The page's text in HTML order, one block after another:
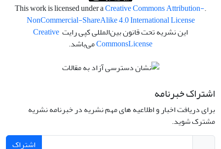
.This work is licensed under a
Creative Commons Attribution-
NonCommercial-ShareAlike 4.0 International License
این نشریه تحت قانون بین‌المللی کپی رایت Creative
CommonsLicense می‌باشد.
اشتراک خبرنامه
برای دریافت اخبار و اطلاعیه های مهم نشریه در خبرنامه نشریه
مشترک شوید.
اشتراک